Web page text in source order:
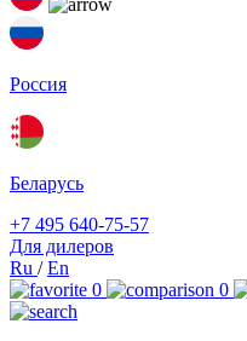
Россия
Беларусь
+7 495 640-75-57
Для дилеров
Ru /En
0
0